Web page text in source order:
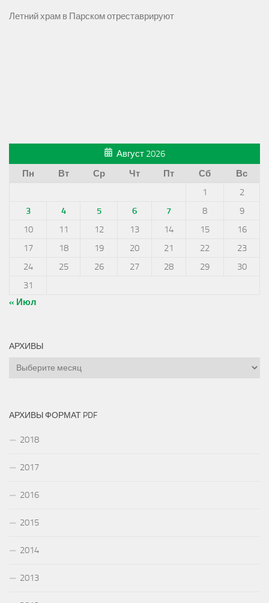
Летний храм в Парском отреставрируют
Август 2026
Пн
Вт Ср Чт Пт Сб
Вс
1
2
3
4 5 6 7 8
9
10
11 12 13 14 15
16
17
18 19 20 21 22
23
24
25 26 27 28 29
30
31
« Июл
АРХИВЫ
Архивы
АРХИВЫ ФОРМАТ PDF
2018
2017
2016
2015
2014
2013